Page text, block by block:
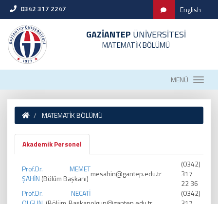
0342 317 2247 English
GAZİANTEP ÜNİVERSİTESİ
MATEMATİK BÖLÜMÜ
MENÜ
MATEMATİK BÖLÜMÜ
Akademik Personel
Prof.Dr. MEMET
ŞAHİN (Bölüm Başkanı) mesahin@gantep.edu.tr
(0342)
317
22 36
Prof.Dr. NECATİ
(0342)